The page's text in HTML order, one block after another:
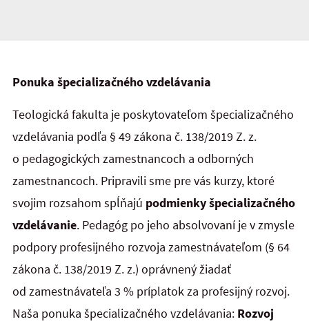
Ponuka špecializačného vzdelávania
Teologická fakulta je poskytovateľom špecializačného
vzdelávania podľa § 49 zákona č. 138/2019 Z. z.
o pedagogických zamestnancoch a odborných
zamestnancoch. Pripravili sme pre vás kurzy, ktoré
svojim rozsahom spĺňajú podmienky špecializačného
vzdelávanie. Pedagóg po jeho absolvovaní je v zmysle
podpory profesijného rozvoja zamestnávateľom (§ 64
zákona č. 138/2019 Z. z.) oprávnený žiadať
od zamestnávateľa 3 % príplatok za profesijný rozvoj.
Naša ponuka špecializačného vzdelávania: Rozvoj